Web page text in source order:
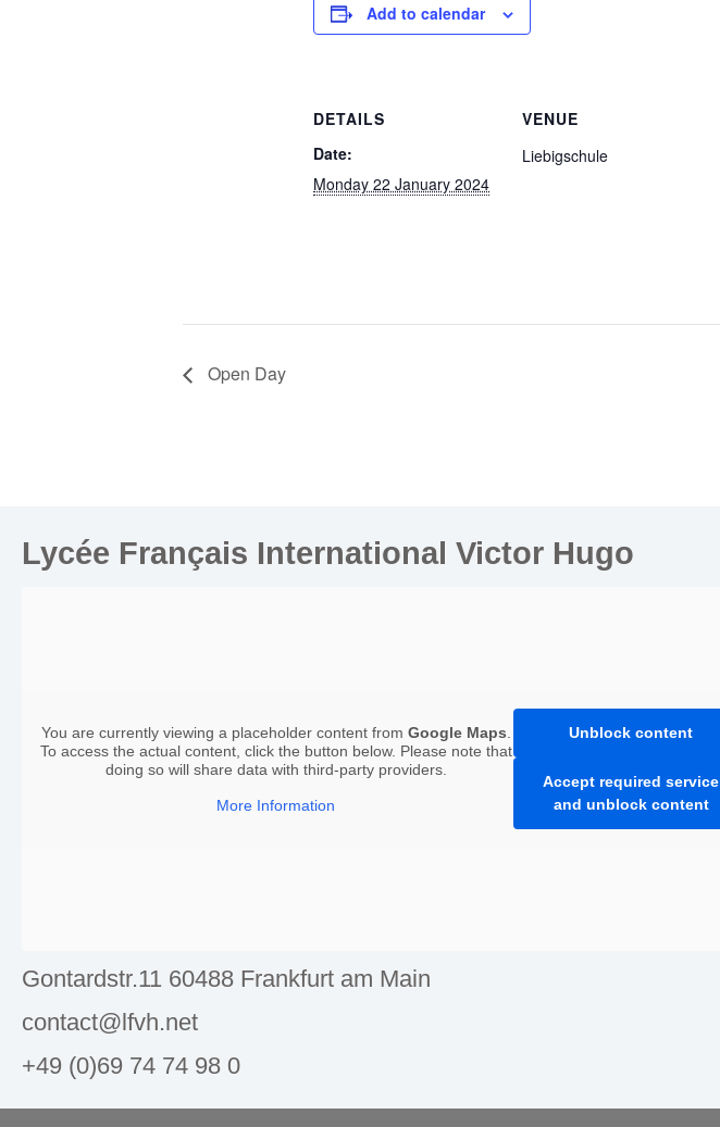
Add to calendar
DETAILS
Date:
Monday 22 January 2024
VENUE
Liebigschule
Open Day
Lycée Français International Victor Hugo
You are currently viewing a placeholder content from Google Maps
To access the actual content, click the button below. Please note that
doing so will share data with third-party providers.
More Information
Unblock content
Accept required service
and unblock content
Gontardstr.11 60488 Frankfurt am Main
contact@lfvh.net
+49 (0)69 74 74 98 0